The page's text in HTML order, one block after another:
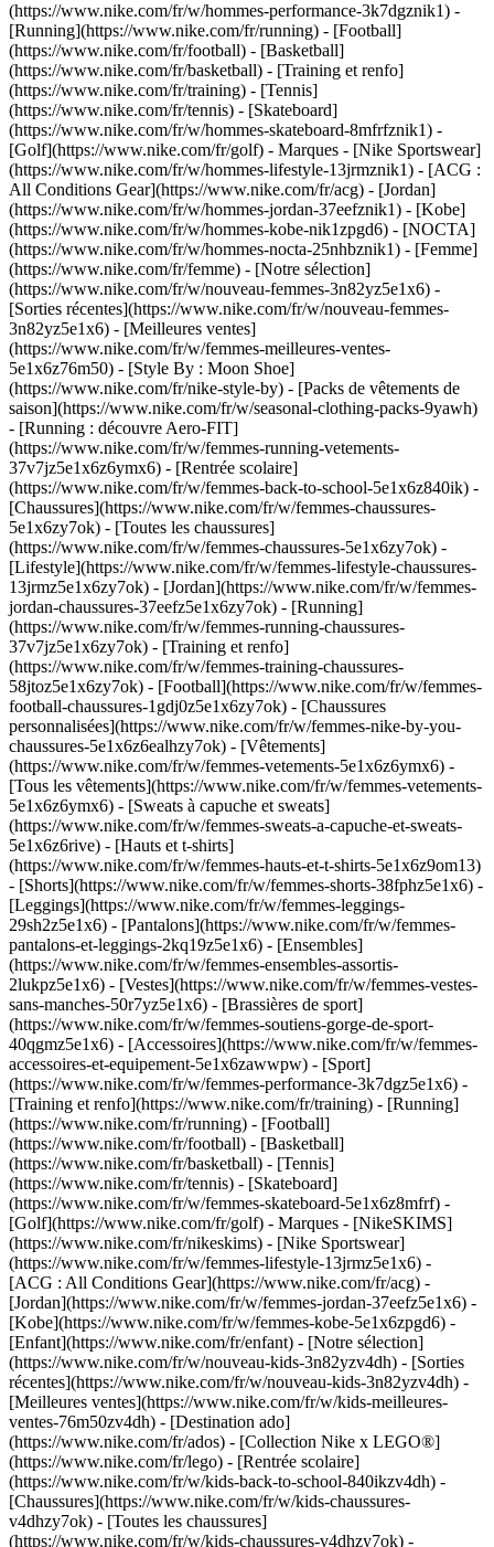
(https://www.nike.com/fr/w/hommes-performance-3k7dgznik1) -
[Running](https://www.nike.com/fr/running) - [Football]
(https://www.nike.com/fr/football) - [Basketball]
(https://www.nike.com/fr/basketball) - [Training et renfo]
(https://www.nike.com/fr/training) - [Tennis]
(https://www.nike.com/fr/tennis) - [Skateboard]
(https://www.nike.com/fr/w/hommes-skateboard-8mfrfznik1) -
[Golf](https://www.nike.com/fr/golf) - Marques - [Nike Sportswear]
(https://www.nike.com/fr/w/hommes-lifestyle-13jrmznik1) - [ACG :
All Conditions Gear](https://www.nike.com/fr/acg) - [Jordan]
(https://www.nike.com/fr/w/hommes-jordan-37eefznik1) - [Kobe]
(https://www.nike.com/fr/w/hommes-kobe-nik1zpgd6) - [NOCTA]
(https://www.nike.com/fr/w/hommes-nocta-25nhbznik1) - [Femme]
(https://www.nike.com/fr/femme) - [Notre sélection]
(https://www.nike.com/fr/w/nouveau-femmes-3n82yz5e1x6) -
[Sorties récentes](https://www.nike.com/fr/w/nouveau-femmes-
3n82yz5e1x6) - [Meilleures ventes]
(https://www.nike.com/fr/w/femmes-meilleures-ventes-
5e1x6z76m50) - [Style By : Moon Shoe]
(https://www.nike.com/fr/nike-style-by) - [Packs de vêtements de
saison](https://www.nike.com/fr/w/seasonal-clothing-packs-9yawh)
- [Running : découvre Aero-FIT]
(https://www.nike.com/fr/w/femmes-running-vetements-
37v7jz5e1x6z6ymx6) - [Rentrée scolaire]
(https://www.nike.com/fr/w/femmes-back-to-school-5e1x6z840ik) -
[Chaussures](https://www.nike.com/fr/w/femmes-chaussures-
5e1x6zy7ok) - [Toutes les chaussures]
(https://www.nike.com/fr/w/femmes-chaussures-5e1x6zy7ok) -
[Lifestyle](https://www.nike.com/fr/w/femmes-lifestyle-chaussures-
13jrmz5e1x6zy7ok) - [Jordan](https://www.nike.com/fr/w/femmes-
jordan-chaussures-37eefz5e1x6zy7ok) - [Running]
(https://www.nike.com/fr/w/femmes-running-chaussures-
37v7jz5e1x6zy7ok) - [Training et renfo]
(https://www.nike.com/fr/w/femmes-training-chaussures-
58jtoz5e1x6zy7ok) - [Football](https://www.nike.com/fr/w/femmes-
football-chaussures-1gdj0z5e1x6zy7ok) - [Chaussures
personnalisées](https://www.nike.com/fr/w/femmes-nike-by-you-
chaussures-5e1x6z6ealhzy7ok) - [Vêtements]
(https://www.nike.com/fr/w/femmes-vetements-5e1x6z6ymx6) -
[Tous les vêtements](https://www.nike.com/fr/w/femmes-vetements-
5e1x6z6ymx6) - [Sweats à capuche et sweats]
(https://www.nike.com/fr/w/femmes-sweats-a-capuche-et-sweats-
5e1x6z6rive) - [Hauts et t-shirts]
(https://www.nike.com/fr/w/femmes-hauts-et-t-shirts-5e1x6z9om13)
- [Shorts](https://www.nike.com/fr/w/femmes-shorts-38fphz5e1x6) -
[Leggings](https://www.nike.com/fr/w/femmes-leggings-
29sh2z5e1x6) - [Pantalons](https://www.nike.com/fr/w/femmes-
pantalons-et-leggings-2kq19z5e1x6) - [Ensembles]
(https://www.nike.com/fr/w/femmes-ensembles-assortis-
2lukpz5e1x6) - [Vestes](https://www.nike.com/fr/w/femmes-vestes-
sans-manches-50r7yz5e1x6) - [Brassières de sport]
(https://www.nike.com/fr/w/femmes-soutiens-gorge-de-sport-
40qgmz5e1x6) - [Accessoires](https://www.nike.com/fr/w/femmes-
accessoires-et-equipement-5e1x6zawwpw) - [Sport]
(https://www.nike.com/fr/w/femmes-performance-3k7dgz5e1x6) -
[Training et renfo](https://www.nike.com/fr/training) - [Running]
(https://www.nike.com/fr/running) - [Football]
(https://www.nike.com/fr/football) - [Basketball]
(https://www.nike.com/fr/basketball) - [Tennis]
(https://www.nike.com/fr/tennis) - [Skateboard]
(https://www.nike.com/fr/w/femmes-skateboard-5e1x6z8mfrf) -
[Golf](https://www.nike.com/fr/golf) - Marques - [NikeSKIMS]
(https://www.nike.com/fr/nikeskims) - [Nike Sportswear]
(https://www.nike.com/fr/w/femmes-lifestyle-13jrmz5e1x6) -
[ACG : All Conditions Gear](https://www.nike.com/fr/acg) -
[Jordan](https://www.nike.com/fr/w/femmes-jordan-37eefz5e1x6) -
[Kobe](https://www.nike.com/fr/w/femmes-kobe-5e1x6zpgd6) -
[Enfant](https://www.nike.com/fr/enfant) - [Notre sélection]
(https://www.nike.com/fr/w/nouveau-kids-3n82yzv4dh) - [Sorties
récentes](https://www.nike.com/fr/w/nouveau-kids-3n82yzv4dh) -
[Meilleures ventes](https://www.nike.com/fr/w/kids-meilleures-
ventes-76m50zv4dh) - [Destination ado]
(https://www.nike.com/fr/ados) - [Collection Nike x LEGO®]
(https://www.nike.com/fr/lego) - [Rentrée scolaire]
(https://www.nike.com/fr/w/kids-back-to-school-840ikzv4dh) -
[Chaussures](https://www.nike.com/fr/w/kids-chaussures-
v4dhzy7ok) - [Toutes les chaussures]
(https://www.nike.com/fr/w/kids-chaussures-v4dhzy7ok) -